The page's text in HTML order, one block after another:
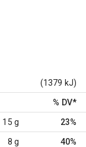
(1379 kJ)
% DV*
15 g 23%
8 g 40%